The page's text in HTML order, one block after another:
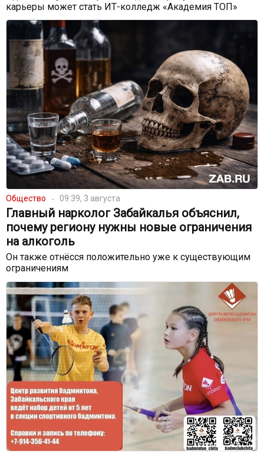
карьеры может стать ИТ-колледж «Академия ТОП»
Общество 09:39, 3 августа
Главный нарколог Забайкалья объяснил,
почему региону нужны новые ограничения
на алкоголь
Он также отнёсся положительно уже к существующим
ограничениям